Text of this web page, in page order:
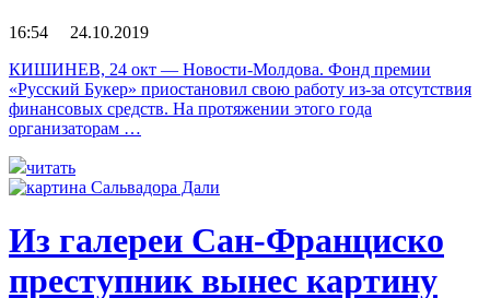
16:54 24.10.2019
КИШИНЕВ, 24 окт — Новости-Молдова. Фонд премии
«Русский Букер» приостановил свою работу из-за отсутствия
финансовых средств. На протяжении этого года
организаторам …
читать
Из галереи Сан-Франциско
преступник вынес картину